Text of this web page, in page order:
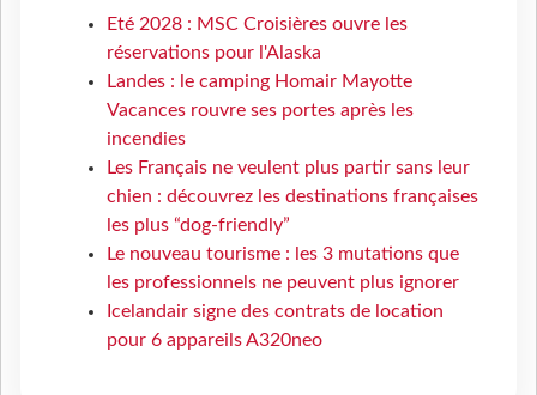
Eté 2028 : MSC Croisières ouvre les
réservations pour l'Alaska
Landes : le camping Homair Mayotte
Vacances rouvre ses portes après les
incendies
Les Français ne veulent plus partir sans leur
chien : découvrez les destinations françaises
les plus “dog-friendly”
Le nouveau tourisme : les 3 mutations que
les professionnels ne peuvent plus ignorer
Icelandair signe des contrats de location
pour 6 appareils A320neo